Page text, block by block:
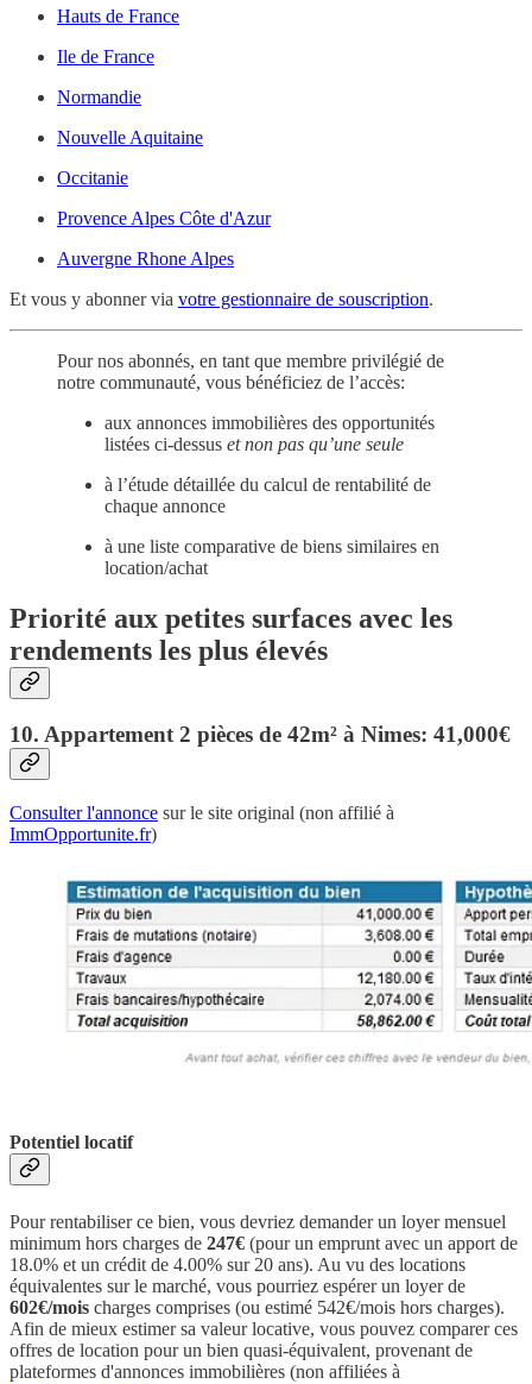
Hauts de France
Ile de France
Normandie
Nouvelle Aquitaine
Occitanie
Provence Alpes Côte d'Azur
Auvergne Rhone Alpes
Et vous y abonner via votre gestionnaire de souscription.
Pour nos abonnés, en tant que membre privilégié de
notre communauté, vous bénéficiez de l’accès:
aux annonces immobilières des opportunités
listées ci-dessus et non pas qu’une seule
à l’étude détaillée du calcul de rentabilité de
chaque annonce
à une liste comparative de biens similaires en
location/achat
Priorité aux petites surfaces avec les
rendements les plus élevés
10. Appartement 2 pièces de 42m² à Nimes: 41,000€
Consulter l'annonce sur le site original (non affilié à
ImmOpportunite.fr)
Potentiel locatif
Pour rentabiliser ce bien, vous devriez demander un loyer mensuel
minimum hors charges de 247€ (pour un emprunt avec un apport de
18.0% et un crédit de 4.00% sur 20 ans). Au vu des locations
équivalentes sur le marché, vous pourriez espérer un loyer de
602€/mois charges comprises (ou estimé 542€/mois hors charges).
Afin de mieux estimer sa valeur locative, vous pouvez comparer ces
offres de location pour un bien quasi-équivalent, provenant de
plateformes d'annonces immobilières (non affiliées à